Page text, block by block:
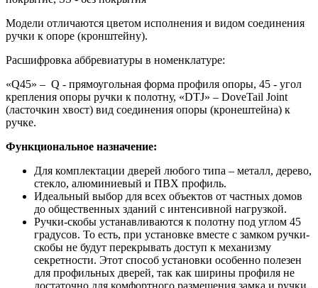
Модели отличаются цветом исполнения и видом соединения
ручки к опоре (кронштейну).
Расшифровка аббревиатуры в номенклатуре:
«Q45» – Q - прямоугольная форма профиля опоры, 45 - угол
крепления опоры ручки к полотну, «DTJ» – DoveTail Joint
(ласточкин хвост) вид соединения опоры (кронештейна) к
ручке.
Функциональное назначение:
Для комплектации дверей любого типа – металл, дерево,
стекло, алюминиевый и ПВХ профиль.
Идеальный выбор для всех объектов от частных домов
до общественных зданий с интенсивной нагрузкой.
Ручки-скобы устанавливаются к полотну под углом 45
градусов. То есть, при установке вместе с замком ручки-
скобы не будут перекрывать доступ к механизму
секретности. Этот способ установки особенно полезен
для профильных дверей, так как ширины профиля не
достаточно для комфортного размещения замка и ручки.